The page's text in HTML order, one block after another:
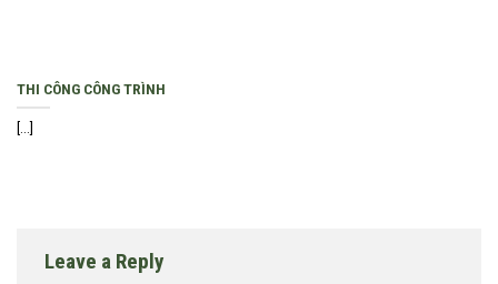
THI CÔNG CÔNG TRÌNH
[...]
Leave a Reply